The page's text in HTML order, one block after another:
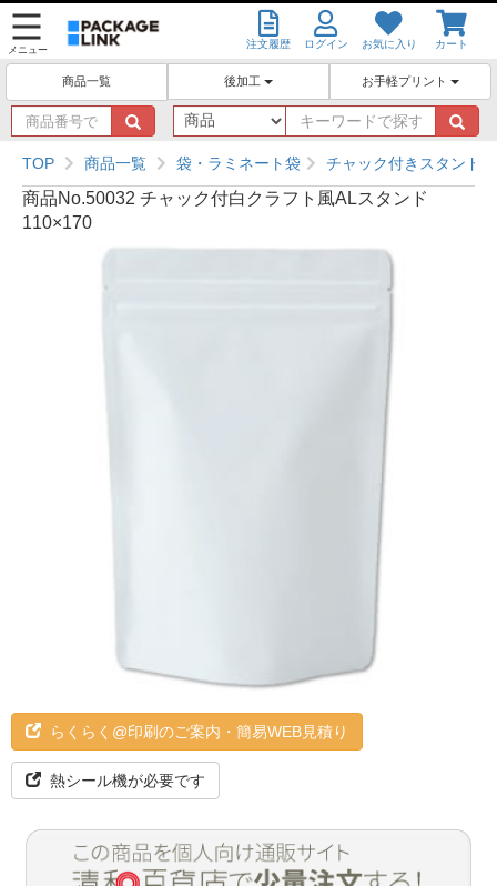
メニュー 注文履歴 ログイン お気に入り カート
商品一覧 後加工 お手軽プリント
商
品
番
号
で
探
キ
ー
ワ
ー
ド
探
TOP 商品一覧 袋・ラミネート袋 チャック付きスタンド
商品No.50032 チャック付白クラフト風ALスタンド
110×170
らくらく@印刷のご案内・簡易WEB見積り
熱シール機が必要です